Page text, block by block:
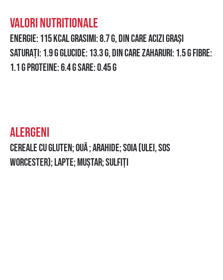
VALORI NUTRITIONALE
ENERGIE: 115 KCAL GRASIMI: 8.7 G, DIN CARE ACIZI GRAȘI
SATURAȚI: 1.9 G GLUCIDE: 13.3 G, DIN CARE ZAHARURI: 1.5 G FIBRE:
1.1 G PROTEINE: 6.4 G SARE: 0.45 G
ALERGENI
CEREALE CU GLUTEN; OUĂ ; ARAHIDE; SOIA (ULEI, SOS
WORCESTER); LAPTE; MUȘTAR; SULFIȚI